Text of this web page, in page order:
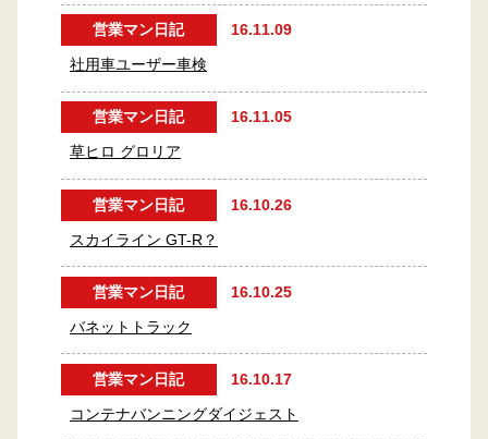
営業マン日記 16.11.09
社用車ユーザー車検
営業マン日記 16.11.05
草ヒロ グロリア
営業マン日記 16.10.26
スカイライン GT-R？
営業マン日記 16.10.25
バネットトラック
営業マン日記 16.10.17
コンテナバンニングダイジェスト